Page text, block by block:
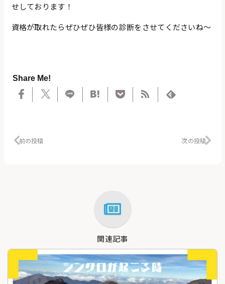
せしております！
資格が取れたらぜひぜひ皆様の診断をさせてくださいね〜
Share Me!
前の投稿 次の投稿
関連記事